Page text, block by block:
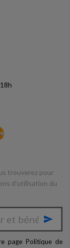
trouverez pour
d'utilisation du

page Politique de